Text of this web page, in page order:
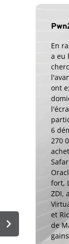
chevron_right
En
a eu
ont
6
270
fort,
ZDI,
et
de